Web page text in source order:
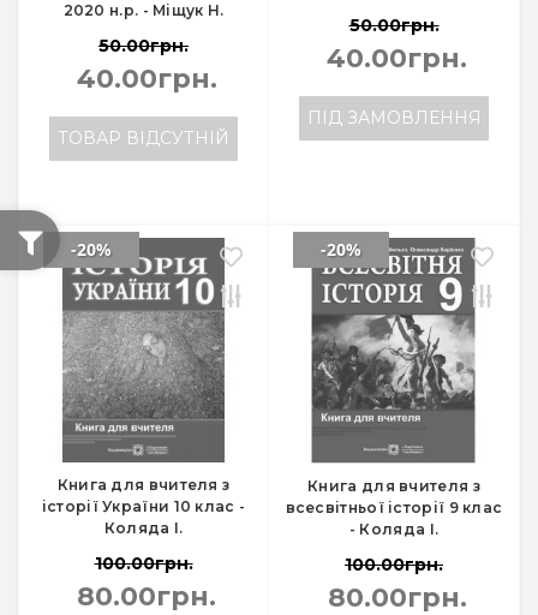
2020 н.р. - Міщук Н.
50.00грн.
40.00грн.
ТОВАР ВІДСУТНІЙ
50.00грн.
40.00грн.
ПІД ЗАМОВЛЕННЯ
Книга для вчителя з
історії України 10 клас -
Коляда І.
-20%
100.00грн.
80.00грн.
Книга для вчителя з
всесвітньої історії 9 клас
- Коляда І.
-20%
100.00грн.
80.00грн.